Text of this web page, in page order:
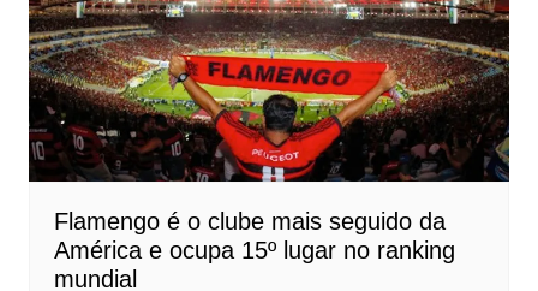
Flamengo é o clube mais seguido da
América e ocupa 15º lugar no ranking
mundial